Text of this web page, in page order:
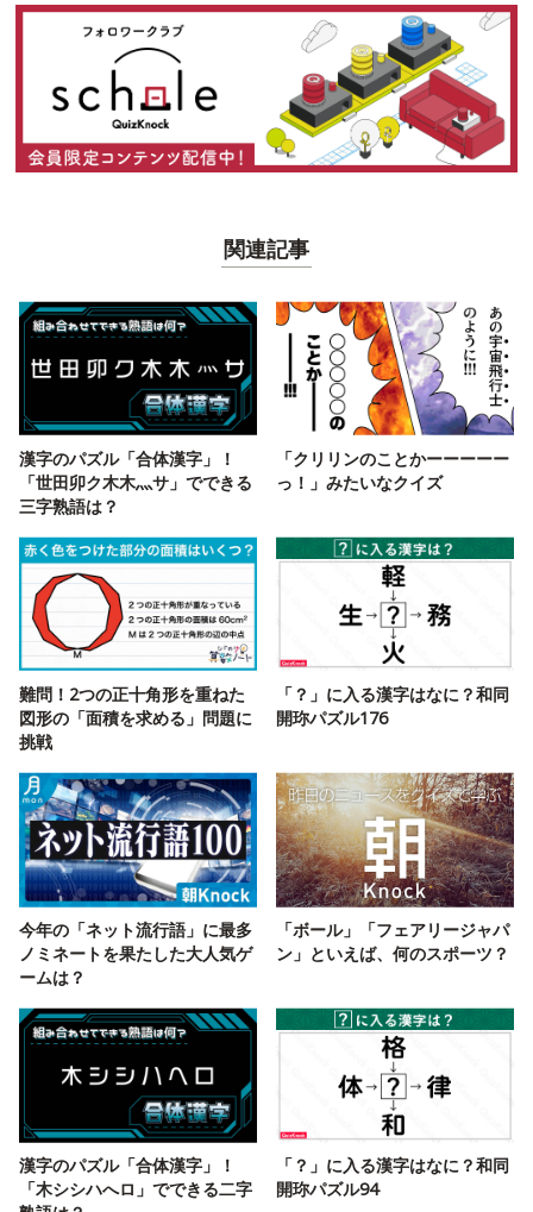
関連記事
漢字のパズル「合体漢字」！
「世田卯ク木木灬サ」でできる
三字熟語は？
「クリリンのことかーーーーー
っ！」みたいなクイズ
難問！2つの正十角形を重ねた
図形の「面積を求める」問題に
挑戦
「？」に入る漢字はなに？和同
開珎パズル176
今年の「ネット流行語」に最多
ノミネートを果たした大人気ゲ
ームは？
「ボール」「フェアリージャパ
ン」といえば、何のスポーツ？
漢字のパズル「合体漢字」！
「木シシハへロ」でできる二字
「？」に入る漢字はなに？和同
開珎パズル94